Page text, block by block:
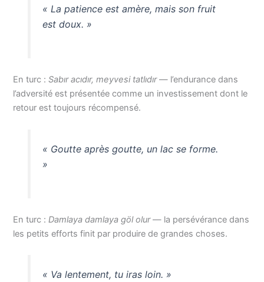
« La patience est amère, mais son fruit
est doux. »
En turc :Sabır acıdır, meyvesi tatlıdır— l’endurance dans
l’adversité est présentée comme un investissement dont le
retour est toujours récompensé.
« Goutte après goutte, un lac se forme.
»
En turc :Damlaya damlaya göl olur— la persévérance dans
les petits efforts finit par produire de grandes choses.
« Va lentement, tu iras loin. »